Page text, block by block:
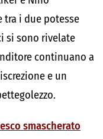
tra i due potesse
si sono rivelate
continuano a
e un
smascherato